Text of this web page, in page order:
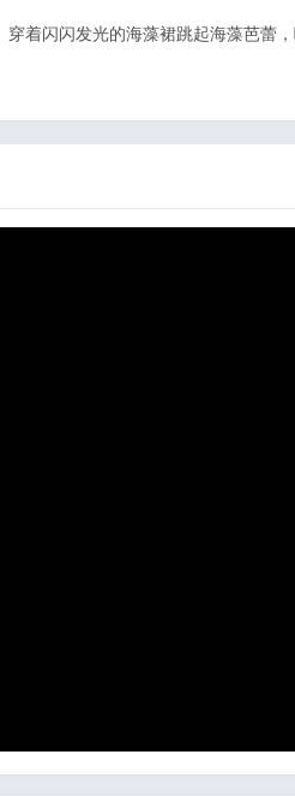
着闪闪发光的海藻裙跳起海藻芭蕾